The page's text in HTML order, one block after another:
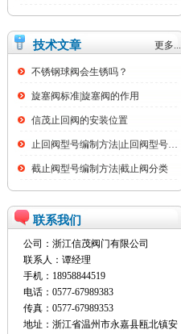
技术文章 更多...
不锈钢球阀会生锈吗？
旋塞阀标准|旋塞阀的作用
信茂止回阀的安装位置
止回阀型号编制方法|止回阀型号名称大全
截止阀型号编制方法|截止阀分类
联系我们
公司：浙江信茂阀门有限公司
联系人：谭经理
手机：18958844519
电话：0577-67989383
传真：0577-67989353
地址：浙江省温州市永嘉县瓯北镇安